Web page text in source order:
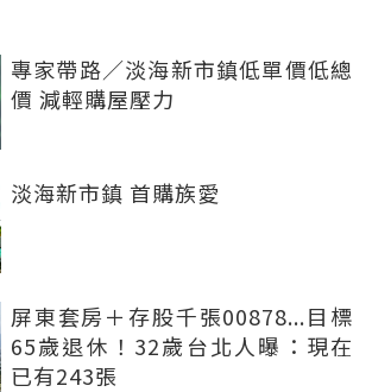
專家帶路／淡海新市鎮低單價低總
價 減輕購屋壓力
淡海新市鎮 首購族愛
屏東套房＋存股千張00878...目標
65歲退休！32歲台北人曝：現在
已有243張